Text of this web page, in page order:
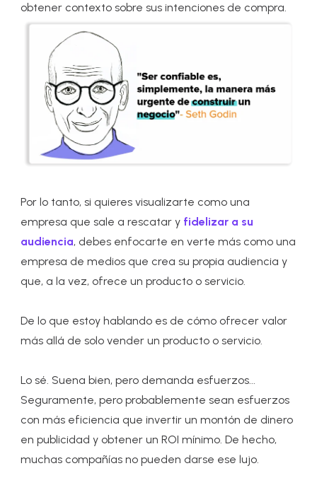
obtener contexto sobre sus intenciones de compra.
Por lo tanto, si quieres visualizarte como una
empresa que sale a rescatar y fidelizar a su
audiencia, debes enfocarte en verte más como una
empresa de medios que crea su propia audiencia y
que, a la vez, ofrece un producto o servicio.
De lo que estoy hablando es de cómo ofrecer valor
más allá de solo vender un producto o servicio.
Lo sé. Suena bien, pero demanda esfuerzos...
Seguramente, pero probablemente sean esfuerzos
con más eficiencia que invertir un montón de dinero
en publicidad y obtener un ROI mínimo. De hecho,
muchas compañías no pueden darse ese lujo.